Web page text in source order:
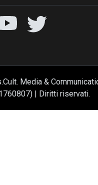
Media &
| Diritti riservati.